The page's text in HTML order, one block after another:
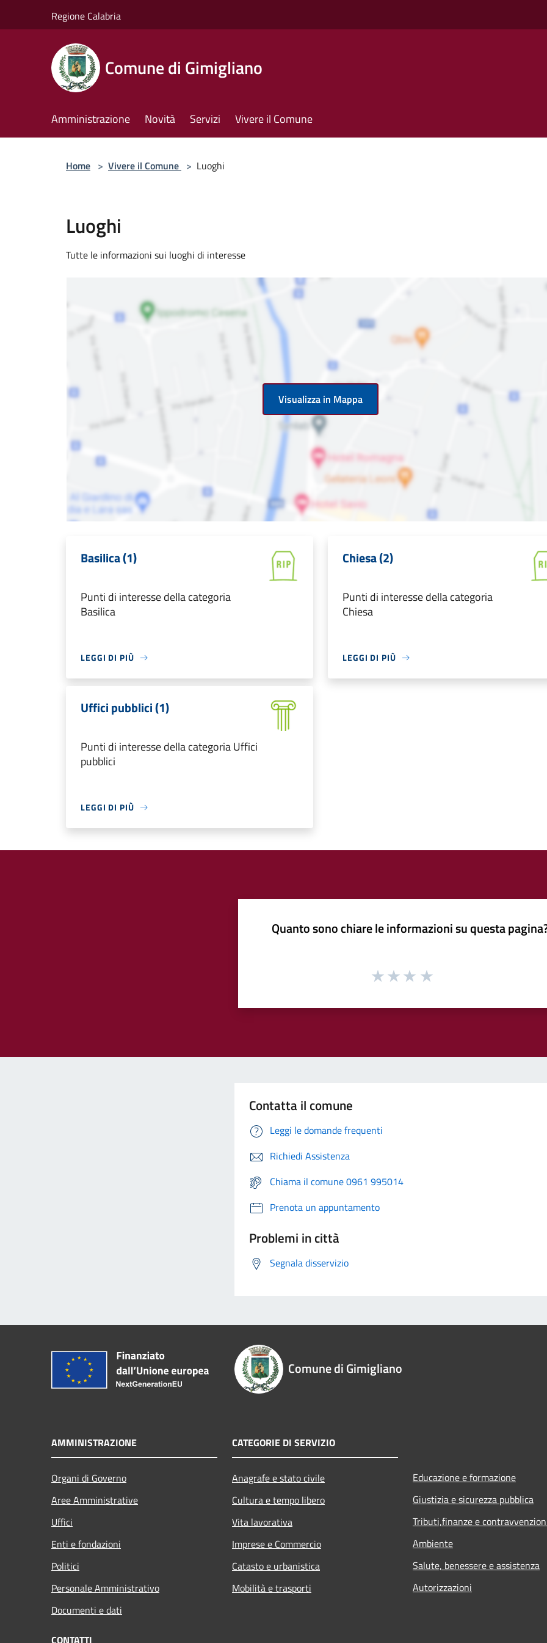
Regione Calabria
Comune di Gimigliano
Amministrazione Novità Servizi Vivere il Comune
Home > Vivere il Comune > Luoghi
Luoghi
Tutte le informazioni sui luoghi di interesse
Visualizza in Mappa
Basilica (1)
Punti di interesse della categoria
Basilica
LEGGI DI PIÙ
Chiesa (2)
Punti di interesse della categoria
Chiesa
LEGGI DI PIÙ
Uffici pubblici (1)
Punti di interesse della categoria Uffici
pubblici
LEGGI DI PIÙ
Quanto sono chiare le informazioni su questa
Contatta il comune
Leggi le domande frequenti
Richiedi Assistenza
Chiama il comune 0961 995014
Prenota un appuntamento
Problemi in città
Segnala disservizio
Comune di Gimigliano
AMMINISTRAZIONE
Organi di Governo
Aree Amministrative
Uffici
Enti e fondazioni
Politici
Personale Amministrativo
Documenti e dati
CATEGORIE DI SERVIZIO
Anagrafe e stato civile
Cultura e tempo libero
Vita lavorativa
Imprese e Commercio
Catasto e urbanistica
Mobilità e trasporti
Educazione e formazione
Giustizia e sicurezza pubblica
Tributi,finanze e
Ambiente
Salute, benessere e assistenza
Autorizzazioni
CONTATTI